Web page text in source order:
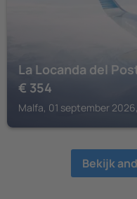
La Locanda del
€ 354
Malfa, 01 september
Bekijk